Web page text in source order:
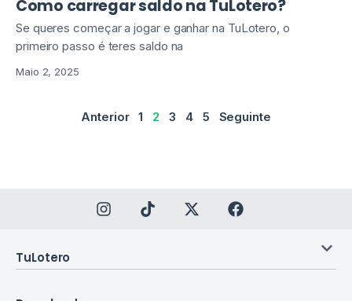
Como carregar saldo na TuLotero?
Se queres começar a jogar e ganhar na TuLotero, o
primeiro passo é teres saldo na
Maio 2, 2025
Anterior 1 2 3 4 5 Seguinte
TuLotero